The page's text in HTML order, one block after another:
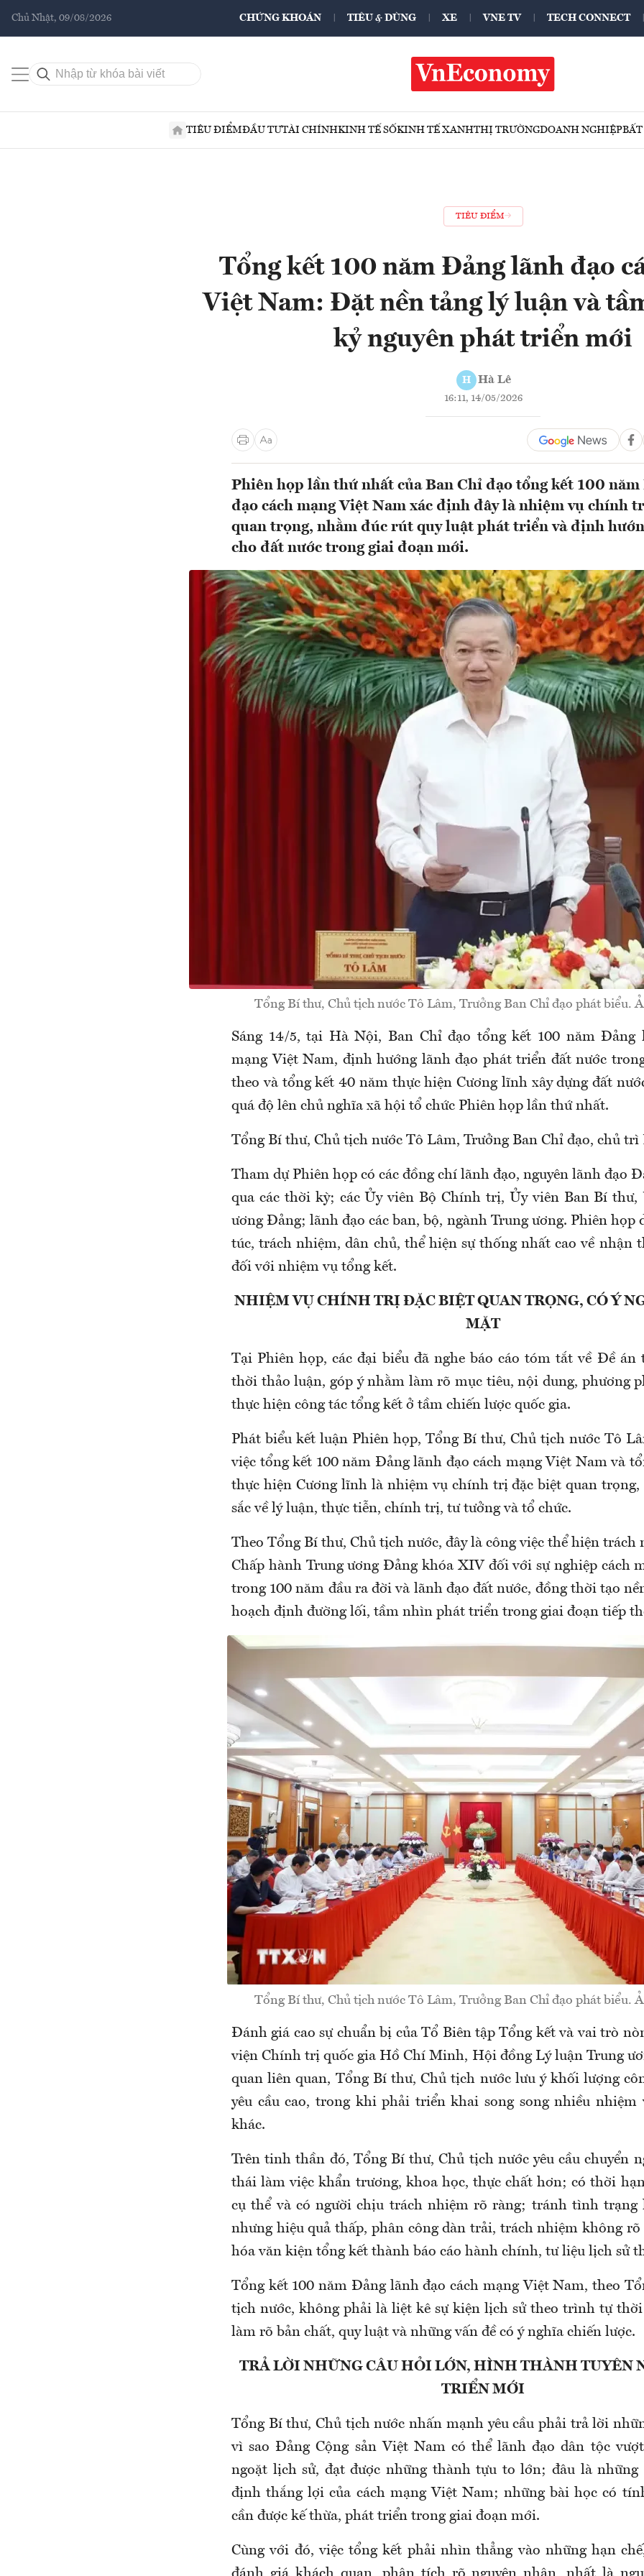
Chủ Nhật, 09/08/2026 CHỨNG KHOÁN TIÊU & DÙNG XE VNE TV TECH CONNECT
TIÊU ĐIỂMĐẦU TƯTÀI CHÍNHKINH TẾ SỐKINH TẾ XANHTHỊ TRƯỜNGDOANH NGHIỆPBẤT
TIÊU ĐIỂM
Tổng kết 100 năm Đảng lãnh đạo
Việt Nam: Đặt nền tảng lý luận và
kỷ nguyên phát triển mới
H Hà Lê
16:11, 14/05/2026
Phiên họp lần thứ nhất của Ban Chỉ đạo tổng kết 100
đạo cách mạng Việt Nam xác định đây là nhiệm vụ chính
quan trọng, nhằm đúc rút quy luật phát triển và định
cho đất nước trong giai đoạn mới.
Tổng Bí thư, Chủ tịch nước Tô Lâm, Trưởng Ban Chỉ đạo phát biểu.
Sáng 14/5, tại Hà Nội, Ban Chỉ đạo tổng kết 100 năm Đảng
mạng Việt Nam, định hướng lãnh đạo phát triển đất nước
theo và tổng kết 40 năm thực hiện Cương lĩnh xây dựng đất
quá độ lên chủ nghĩa xã hội tổ chức Phiên họp lần thứ nhất.
Tổng Bí thư, Chủ tịch nước Tô Lâm, Trưởng Ban Chỉ đạo, chủ trì
Tham dự Phiên họp có các đồng chí lãnh đạo, nguyên lãnh đạo
qua các thời kỳ; các Ủy viên Bộ Chính trị, Ủy viên Ban Bí thư,
ương Đảng; lãnh đạo các ban, bộ, ngành Trung ương. Phiên họp
túc, trách nhiệm, dân chủ, thể hiện sự thống nhất cao về nhận
đối với nhiệm vụ tổng kết.
NHIỆM VỤ CHÍNH TRỊ ĐẶC BIỆT QUAN TRỌNG, CÓ Ý
MẶT
Tại Phiên họp, các đại biểu đã nghe báo cáo tóm tắt về Đề án
thời thảo luận, góp ý nhằm làm rõ mục tiêu, nội dung, phương
thực hiện công tác tổng kết ở tầm chiến lược quốc gia.
Phát biểu kết luận Phiên họp, Tổng Bí thư, Chủ tịch nước Tô
việc tổng kết 100 năm Đảng lãnh đạo cách mạng Việt Nam và
thực hiện Cương lĩnh là nhiệm vụ chính trị đặc biệt quan trọng,
sắc về lý luận, thực tiễn, chính trị, tư tưởng và tổ chức.
Theo Tổng Bí thư, Chủ tịch nước, đây là công việc thể hiện trách
Chấp hành Trung ương Đảng khóa XIV đối với sự nghiệp cách
trong 100 năm đầu ra đời và lãnh đạo đất nước, đồng thời tạo
hoạch định đường lối, tầm nhìn phát triển trong giai đoạn tiếp
Tổng Bí thư, Chủ tịch nước Tô Lâm, Trưởng Ban Chỉ đạo phát biểu.
Đánh giá cao sự chuẩn bị của Tổ Biên tập Tổng kết và vai trò
viện Chính trị quốc gia Hồ Chí Minh, Hội đồng Lý luận Trung
quan liên quan, Tổng Bí thư, Chủ tịch nước lưu ý khối lượng
yêu cầu cao, trong khi phải triển khai song song nhiều nhiệm
khác.
Trên tinh thần đó, Tổng Bí thư, Chủ tịch nước yêu cầu chuyển
thái làm việc khẩn trương, khoa học, thực chất hơn; có thời
cụ thể và có người chịu trách nhiệm rõ ràng; tránh tình trạng
nhưng hiệu quả thấp, phân công dàn trải, trách nhiệm không rõ
hóa văn kiện tổng kết thành báo cáo hành chính, tư liệu lịch sử
Tổng kết 100 năm Đảng lãnh đạo cách mạng Việt Nam, theo
tịch nước, không phải là liệt kê sự kiện lịch sử theo trình tự
làm rõ bản chất, quy luật và những vấn đề có ý nghĩa chiến lược.
TRẢ LỜI NHỮNG CÂU HỎI LỚN, HÌNH THÀNH TUYÊN
TRIỂN MỚI
Tổng Bí thư, Chủ tịch nước nhấn mạnh yêu cầu phải trả lời
vì sao Đảng Cộng sản Việt Nam có thể lãnh đạo dân tộc
ngoặt lịch sử, đạt được những thành tựu to lớn; đâu là những
định thắng lợi của cách mạng Việt Nam; những bài học có
cần được kế thừa, phát triển trong giai đoạn mới.
Cùng với đó, việc tổng kết phải nhìn thẳng vào những hạn